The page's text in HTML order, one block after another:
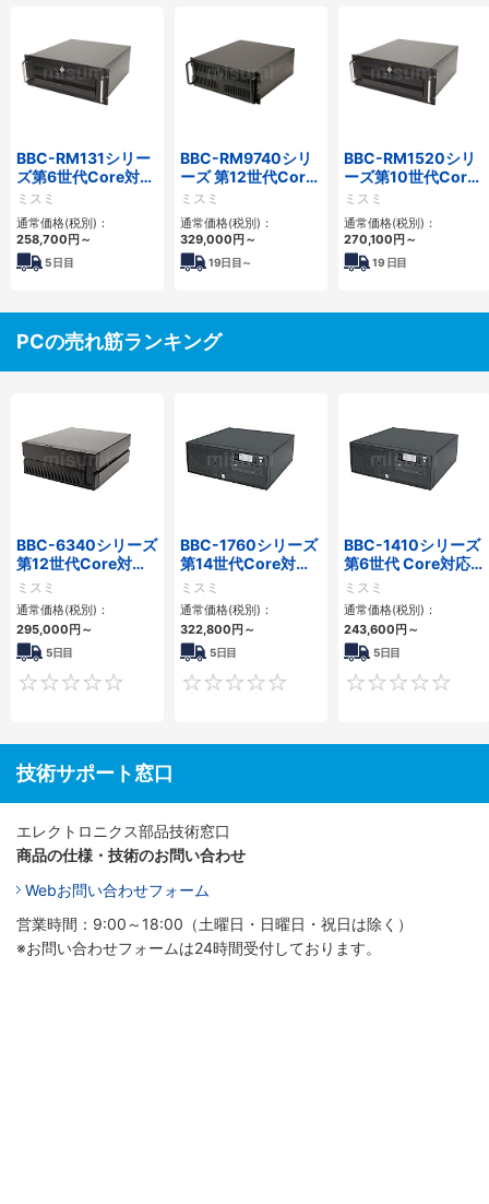
BBC-RM131シリー
ズ第6世代Core対応
省スペースラックマ
ウントFAPC
3PCI3PCIe
ミスミ
通常価格(税別)：
258,700円～
5日目
BBC-RM9740シリ
ーズ 第12世代Core
対応ラックマウント
FAPC4PCI・3PCIe
ミスミ
通常価格(税別)：
329,000円～
19日目～
BBC-RM1520シリ
ーズ第10世代Core
省スペースラックマ
ウントFAPC5PCI・
2PCIe
ミスミ
通常価格(税別)：
270,100円～
19 日目
PCの売れ筋ランキング
BBC-6340シリーズ
第12世代Core対応
小型フロアマウント
PC2PCI/2PCIe
ミスミ
通常価格(税別)：
295,000円～
5日目
0
BBC-1760シリーズ
第14世代Core対応
小型フロアマウント
3PCIe
ミスミ
通常価格(税別)：
322,800円～
5日目
0
BBC-1410シリーズ
第6世代 Core対応フ
ロアマウントFAPC
3PCI・3PCIe
ミスミ
通常価格(税別)：
243,600円～
5日目
技術サポート窓口
エレクトロニクス部品技術窓口
商品の仕様・技術のお問い合わせ
Webお問い合わせフォーム
営業時間：9:00～18:00（土曜日・日曜日・祝日は除く）
※お問い合わせフォームは24時間受付しております。